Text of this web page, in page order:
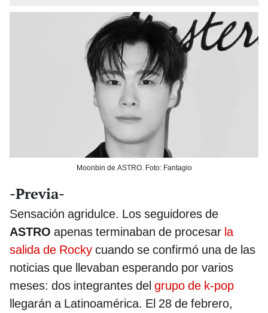
Moonbin de ASTRO. Foto: Fantagio
-Previa-
Sensación agridulce. Los seguidores de
ASTRO apenas terminaban de procesar la
salida de Rocky cuando se confirmó una de las
noticias que llevaban esperando por varios
meses: dos integrantes del grupo de k-pop
llegarán a Latinoamérica. El 28 de febrero,